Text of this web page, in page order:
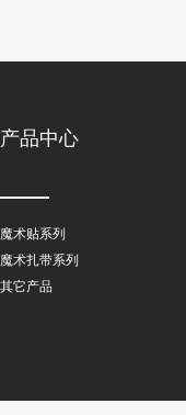
产品中心
魔术贴系列
魔术扎带系列
其它产品